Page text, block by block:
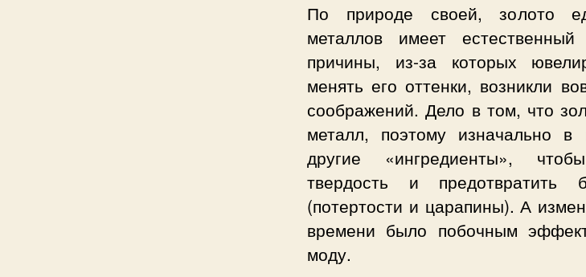
По природе своей, золото
металлов имеет
причины, из-за которых
менять его оттенки, возникли
соображений. Дело в том, что
металл, поэтому изначально в
другие «ингредиенты»,
твердость и предотвратить
(потертости и царапины). А
времени было побочным
моду.